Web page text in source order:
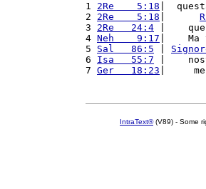
1 2Re    5:18 |
2 2Re    5:18
3 2Re   24:4 |
4 Neh    9:17 |    Ma
5 Sal   86:5
6 Isa   55:7 |
7 Ger   18:23 |
IntraText®(V89) - Some